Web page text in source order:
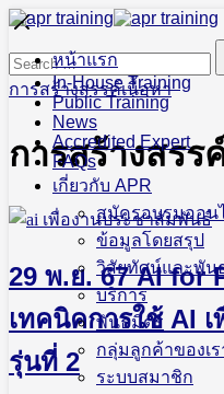
Skip
contentหน้าแรก
In-House Training
Public Training
News
Accredited Expert
FAQs
เกี่ยวกับ APR
สมัครอบรมออน
ข้อมูลโดยสรุป
วิสัยทัศน์และพัน
บริการ
พันธมิตร
กลุ่มลูกค้าของเร
ระบบสมาชิก
for:
การสร้างสรรค์เนื้อหา
การสร้างสรร
29 พ.ย. 67 AI for
เทคนิคการใช้ AI
รุ่นที่ 2